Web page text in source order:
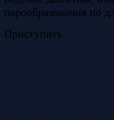
парообразования по
Приступить